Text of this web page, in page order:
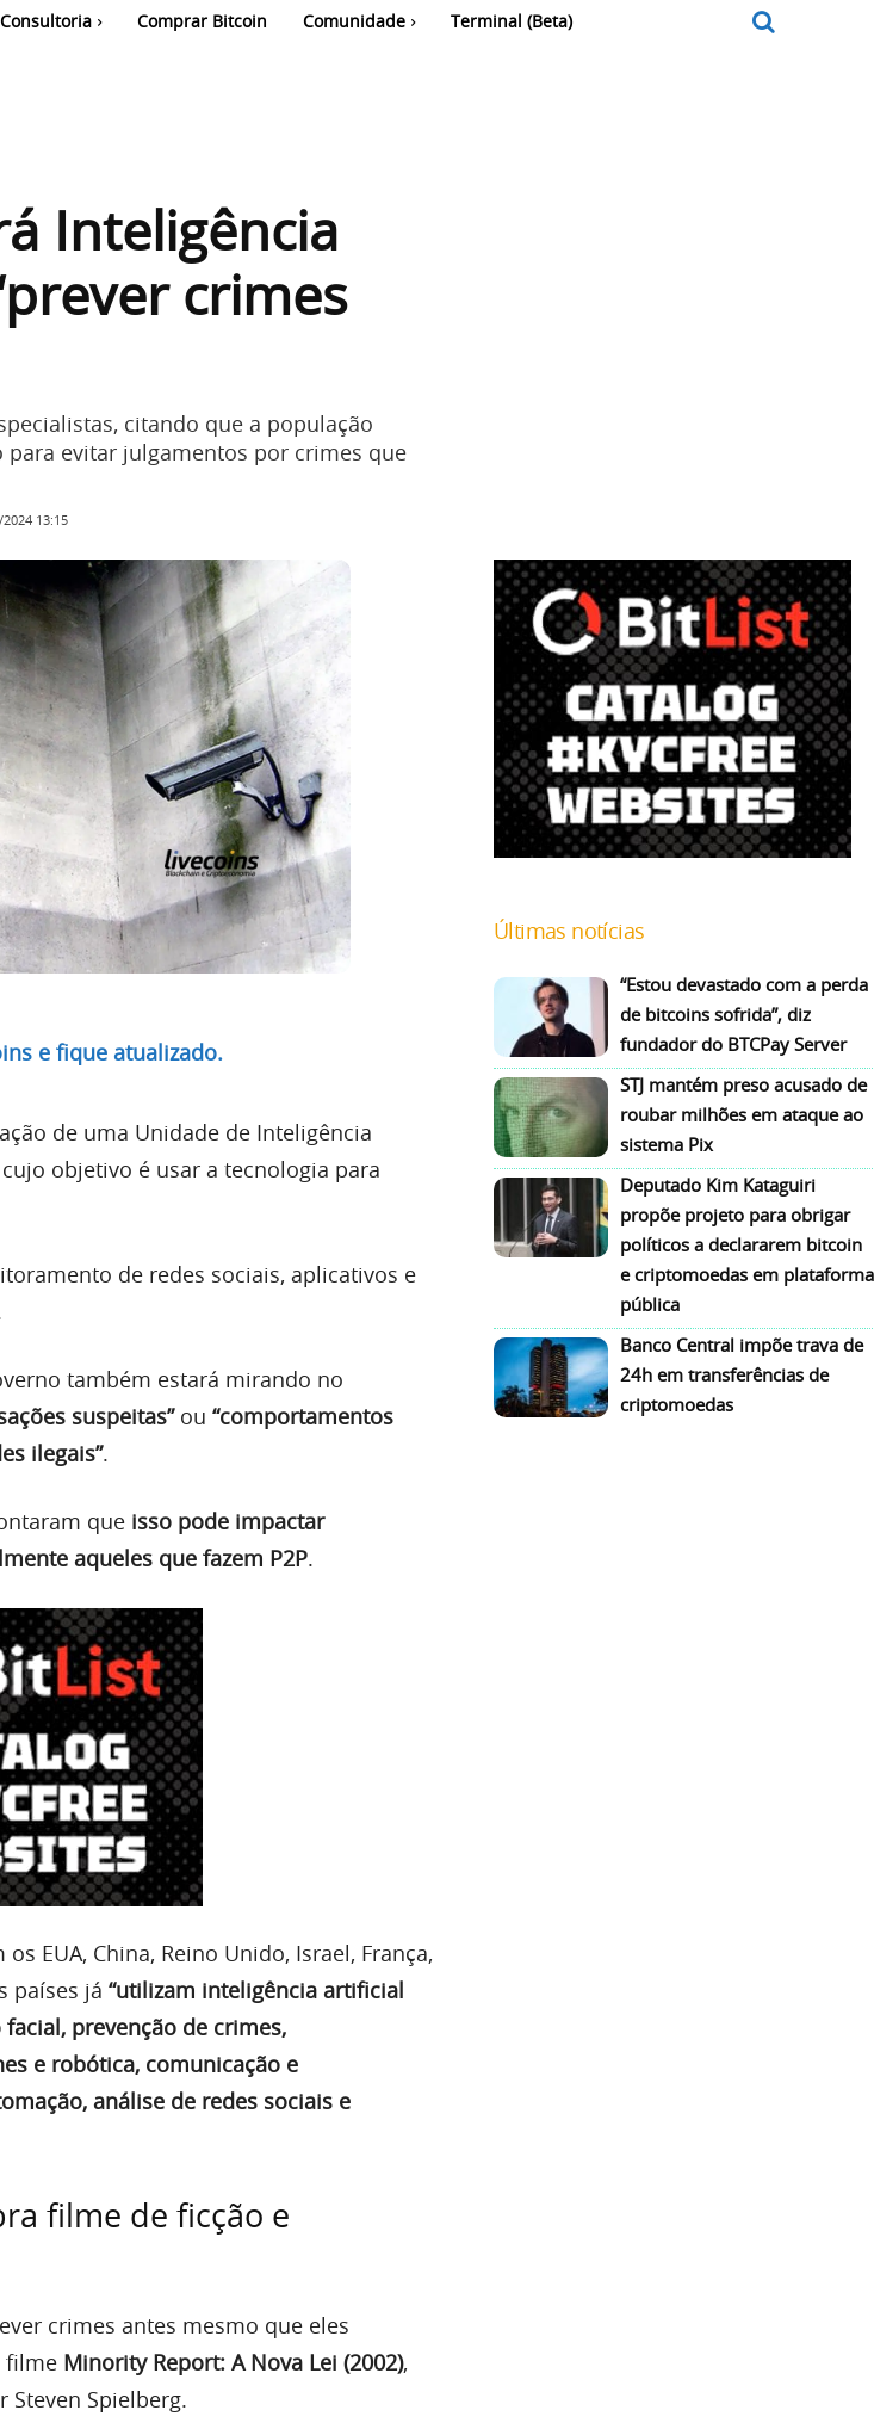
Consultoria Comprar Bitcoin Comunidade Terminal (Beta)
Inteligência
crimes
citando que a população
evitar julgamentos por crimes que
13:15
e fique atualizado.
de uma Unidade de Inteligência
objetivo é usar a tecnologia para
de redes sociais, aplicativos e
também estará mirando no
suspeitas”ou “comportamentos
ilegais”.
que isso pode impactar
aqueles que fazem P2P.
EUA, China, Reino Unido, Israel, França,
países já “utilizam inteligência artificial
prevenção de crimes,
e robótica, comunicação e
análise de redes sociais e
filme de ficção e
crimes antes mesmo que eles
filme Minority Report: A Nova Lei (2002),
Spielberg.
Últimas notícias
“Estou devastado com a perda
de bitcoins sofrida”, diz
fundador do BTCPay Server
STJ mantém preso acusado de
roubar milhões em ataque ao
sistema Pix
Deputado Kim Kataguiri
propõe projeto para obrigar
políticos a declararem bitcoin
e criptomoedas em plataforma
pública
Banco Central impõe trava de
24h em transferências de
criptomoedas